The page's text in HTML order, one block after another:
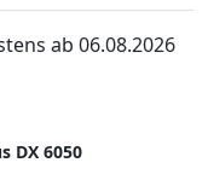
ab 06.08.2026
DX 6050